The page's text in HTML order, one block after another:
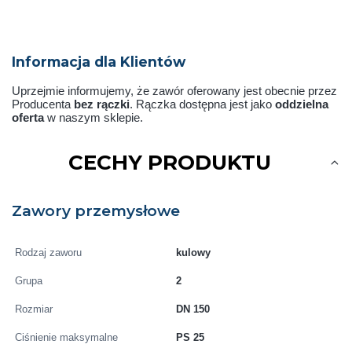
Informacja dla Klientów
Uprzejmie informujemy, że zawór oferowany jest obecnie przez
Producenta bez rączki. Rączka dostępna jest jako oddzielna
ofertaw naszym sklepie.
CECHY PRODUKTU
Zawory przemysłowe
Rodzaj zaworu kulowy
Grupa 2
Rozmiar DN 150
Ciśnienie maksymalne PS 25